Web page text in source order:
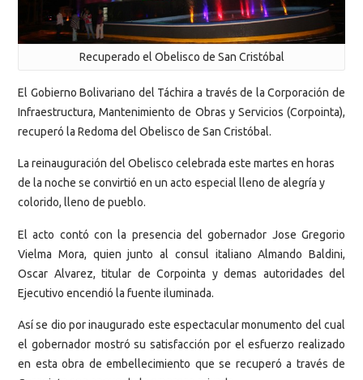
Recuperado el Obelisco de San Cristóbal
El Gobierno Bolivariano del Táchira a través de la Corporación de
Infraestructura, Mantenimiento de Obras y Servicios (Corpointa),
recuperó la Redoma del Obelisco de San Cristóbal.
La reinauguración del Obelisco celebrada este martes en horas
de la noche se convirtió en un acto especial lleno de alegría y
colorido, lleno de pueblo.
El acto contó con la presencia del gobernador Jose Gregorio
Vielma Mora, quien junto al consul italiano Almando Baldini,
Oscar Alvarez, titular de Corpointa y demas autoridades del
Ejecutivo encendió la fuente iluminada.
Así se dio por inaugurado este espectacular monumento del cual
el gobernador mostró su satisfacción por el esfuerzo realizado
en esta obra de embellecimiento que se recuperó a través de